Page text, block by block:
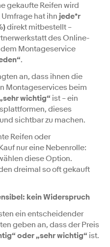
gekaufte Reifen wird
hat ihn jede*r
direkt mitbestellt –
des Online-
Montageservice
.
an, dass ihnen die
Montageservices beim
wichtig“ ist – ein
dieses
sichtbar zu machen.
Reifen oder
nur eine Nebenrolle:
diese Option.
dreimal so oft gekauft
kein Widerspruch
ein entscheidender
geben an, dass der Preis
oder „sehr wichtig“ ist.